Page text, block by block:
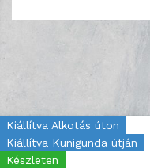
Kiállítva Alkotás úton
Kiállítva Kunigunda útján
Készleten